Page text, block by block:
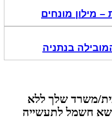
מילון מונחים
בנתניה
משרד שלך ללא
חשמל לתעשייה